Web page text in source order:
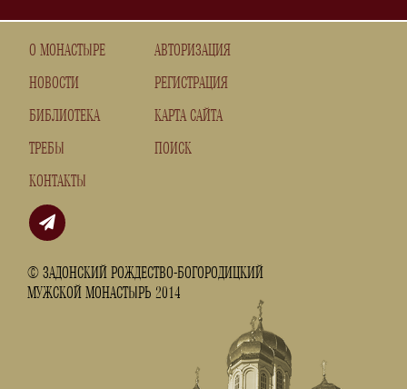
О МОНАСТЫРЕ
НОВОСТИ
БИБЛИОТЕКА
ТРЕБЫ
КОНТАКТЫ
© ЗАДОНСКИЙ РОЖДЕСТВО-БОГОРОДИЦКИЙ
МУЖСКОЙ МОНАСТЫРЬ 2014
АВТОРИЗАЦИЯ
РЕГИСТРАЦИЯ
КАРТА САЙТА
ПОИСК